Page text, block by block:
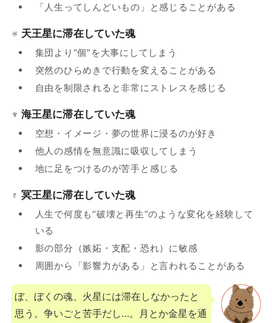
「人生ってしんどいもの」と感じることがある
♅ 天王星に滞在していた魂
集団より“個”を大事にしてしまう
突然のひらめきで行動を変えることがある
自由を制限されると非常にストレスを感じる
♆ 海王星に滞在していた魂
空想・イメージ・夢の世界に浸るのが好き
他人の感情を無意識に吸収してしまう
地に足をつけるのが苦手と感じる
♇ 冥王星に滞在していた魂
人生で何度も“破壊と再生”のような変化を経験して
いる
影の部分（嫉妬・支配・恐れ）に敏感
周囲から「影響力がある」と言われることがある
ぼ、ぼくの魂、火星には滞在しなかったと
思う。争いごと苦手だし…。月とか金星を通